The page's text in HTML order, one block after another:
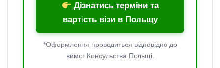
Дізнатись терміни та
вартість візи в Польщу
*Оформлення проводиться відповідно до
вимог Консульства Польщі.